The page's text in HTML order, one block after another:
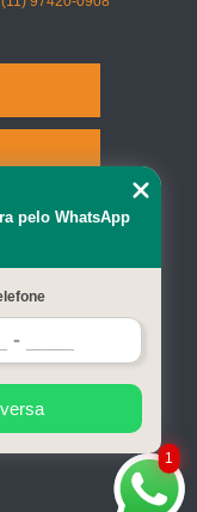
1
pelo WhatsApp